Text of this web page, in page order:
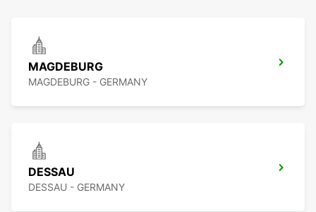
MAGDEBURG
MAGDEBURG - GERMANY
DESSAU
DESSAU - GERMANY